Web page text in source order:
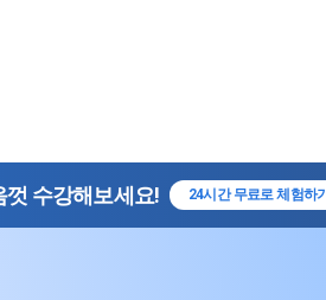
껏 수강해보세요! 24시간 무료로 체험하기